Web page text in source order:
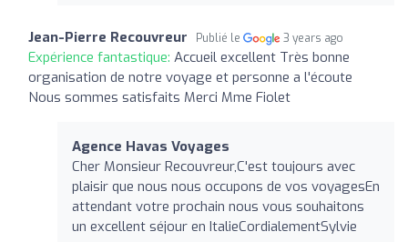
Jean-Pierre Recouvreur Publié le 3 years ago
Expérience fantastique: Accueil excellent Très bonne
organisation de notre voyage et personne a l'écoute
Nous sommes satisfaits Merci Mme Fiolet
Agence Havas Voyages
Cher Monsieur Recouvreur,C'est toujours avec
plaisir que nous nous occupons de vos voyagesEn
attendant votre prochain nous vous souhaitons
un excellent séjour en ItalieCordialementSylvie